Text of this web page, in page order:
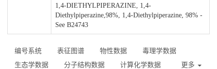
1,4-DIETHYLPIPERAZINE, 1,4-
Diethylpiperazine,98%, 1,4-Diethylpiperazine, 98% -
See B24743
编号系统 表征图谱 物性数据
毒理学数据
生态学数据
分子结构数据 计算化学数据 更多